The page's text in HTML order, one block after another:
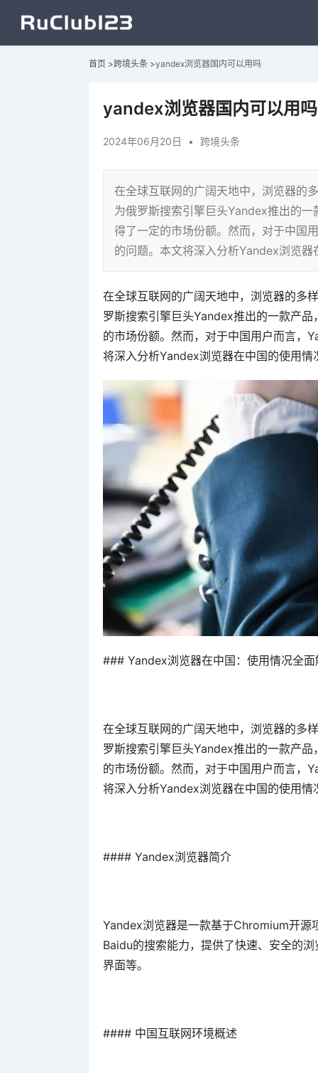
首页 >跨境头条 >yandex浏览器国内可以用吗
yandex浏览器国内可以用吗
2024年06月20日 • 跨境头条
在全球互联网的广阔天地中，浏览器的
为俄罗斯搜索引擎巨头Yandex推出的
得了一定的市场份额。然而，对于中国
的问题。本文将深入分析Yandex浏览
在全球互联网的广阔天地中，浏览器的多
罗斯搜索引擎巨头Yandex推出的一款产
的市场份额。然而，对于中国用户而言，
将深入分析Yandex浏览器在中国的使用
### Yandex浏览器在中国：使用情况全面
在全球互联网的广阔天地中，浏览器的多
罗斯搜索引擎巨头Yandex推出的一款产
的市场份额。然而，对于中国用户而言，
将深入分析Yandex浏览器在中国的使用
#### Yandex浏览器简介
Yandex浏览器是一款基于Chromium开源
Baidu的搜索能力，提供了快速、安全的
界面等。
#### 中国互联网环境概述